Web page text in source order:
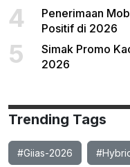
4
Penerimaan
Positif di 2026
5
Simak Promo
2026
Trending Tags
#Giias-2026